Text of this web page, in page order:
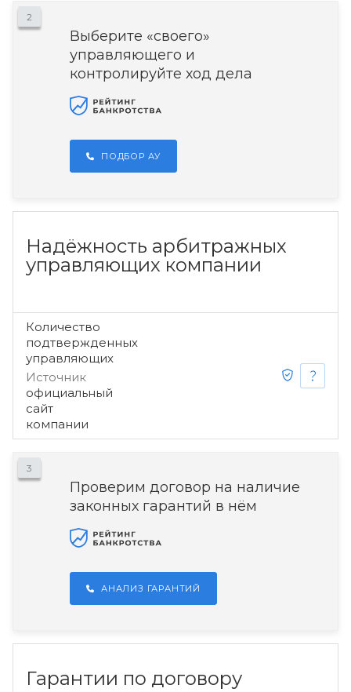
2
Выберите «своего»
управляющего и
контролируйте ход дела
ПОДБОР АУ
Надёжность арбитражных
управляющих компании
Количество
подтвержденных
управляющих
Источник
официальный
сайт
компании
3
Проверим договор на наличие
законных гарантий в нём
АНАЛИЗ ГАРАНТИЙ
Гарантии по договору